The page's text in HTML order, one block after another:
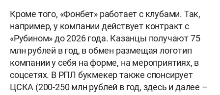
Кроме того, «Фонбет» работает с клубами. Так,
например, у компании действует контракт с
«Рубином» до 2026 года. Казанцы получают 75
млн рублей в год, в обмен размещая логотип
компании у себя на форме, на мероприятиях, в
соцсетях. В РПЛ букмекер также спонсирует
ЦСКА (200-250 млн рублей в год, здесь и далее –